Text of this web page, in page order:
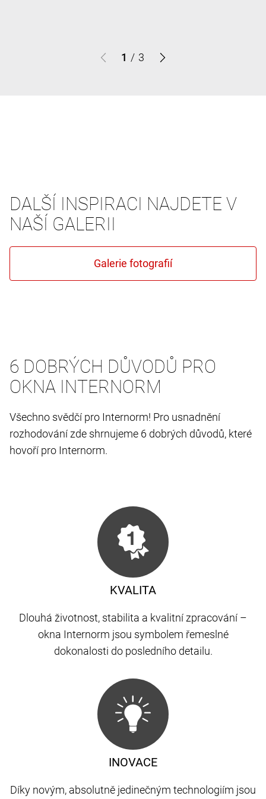
1 / 3
DALŠÍ INSPIRACI NAJDETE V
NAŠÍ GALERII
6 DOBRÝCH DŮVODŮ PRO
OKNA INTERNORM
Všechno svědčí pro Internorm! Pro usnadnění
rozhodování zde shrnujeme 6 dobrých důvodů, které
hovoří pro Internorm.
KVALITA
Dlouhá životnost, stabilita a kvalitní zpracování –
okna Internorm jsou symbolem řemeslné
dokonalosti do posledního detailu.
INOVACE
Díky novým, absolutně jedinečným technologiím jsou